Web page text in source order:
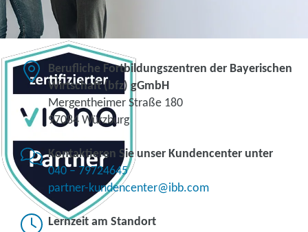
Berufliche Fortbildungszentren der Bayerischen
Wirtschaft (bfz) gGmbH
Mergentheimer Straße 180
97084 Würzburg
Kontaktieren Sie unser Kundencenter unter
040 – 79724645
partner-kundencenter@ibb.com
Lernzeit am Standort